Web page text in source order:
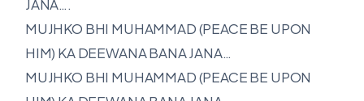
JANA….
MUJHKO BHI MUHAMMAD (PEACE BE UPON
HIM) KA DEEWANA BANA JANA…
MUJHKO BHI MUHAMMAD (PEACE BE UPON